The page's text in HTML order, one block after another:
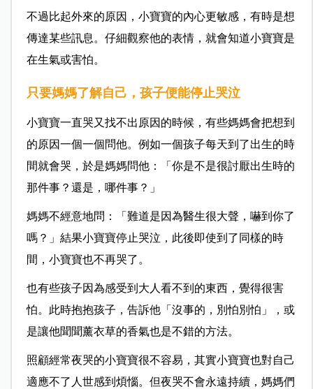
不過比起外來的原因，小寶寶的內心更敏感，有時是想
傳達某些訊息。仔細觀察他的表情，就會知道小寶寶是
在生氣或害怕。
只要媽媽了解自己，孩子便能停止哭泣
小寶寶一直哭又找不出原因的時候，有些媽媽會把想到
的原因一個一個問他。例如一個孩子每天到了出生的時
間就會哭，於是媽媽問他：「你是不是很討厭出生時的
那件事？還是，哪件事？」
媽媽不經意地問：「難道是因為醫生很大聲，嚇到你了
嗎？」結果小寶寶停止哭泣，此後即使到了同樣的時
間，小寶寶也不再哭了。
也有些孩子因為感受到大人看不到的東西，覺得很害
怕。此時抱抱孩子，告訴他「沒事的，別怕別怕」，或
是讓他聞聞薰衣草的香氣也是不錯的方法。
照顧經常夜哭的小寶寶很不容易，其實小寶寶也對自己
適應不了人世感到煩惱。但夜哭不會永遠持續，媽媽們